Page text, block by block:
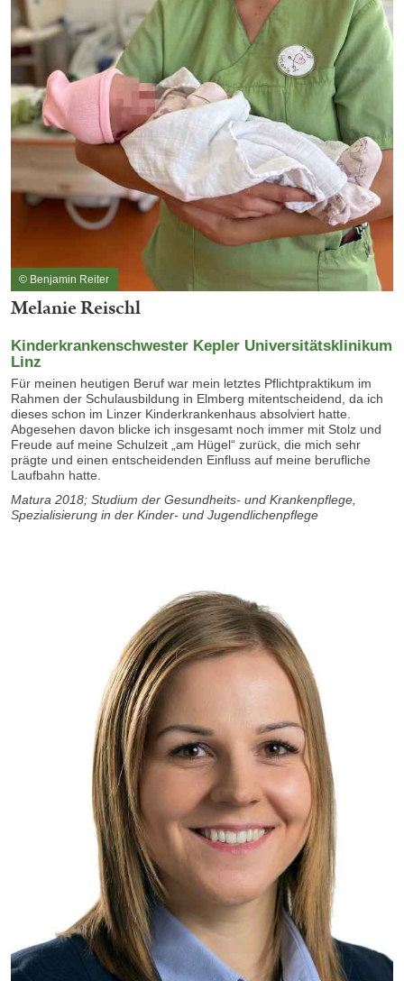
© Benjamin Reiter
Melanie Reischl
Kinderkrankenschwester Kepler Universitätsklinikum
Linz
Für meinen heutigen Beruf war mein letztes Pflichtpraktikum im
Rahmen der Schulausbildung in Elmberg mitentscheidend, da ich
dieses schon im Linzer Kinderkrankenhaus absolviert hatte.
Abgesehen davon blicke ich insgesamt noch immer mit Stolz und
Freude auf meine Schulzeit „am Hügel“ zurück, die mich sehr
prägte und einen entscheidenden Einfluss auf meine berufliche
Laufbahn hatte.
Matura 2018; Studium der Gesundheits- und Krankenpflege,
Spezialisierung in der Kinder- und Jugendlichenpflege